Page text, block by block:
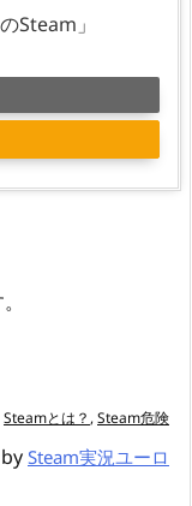
Steam」
Steamとは？,Steam危険
Steam実況ユーロ